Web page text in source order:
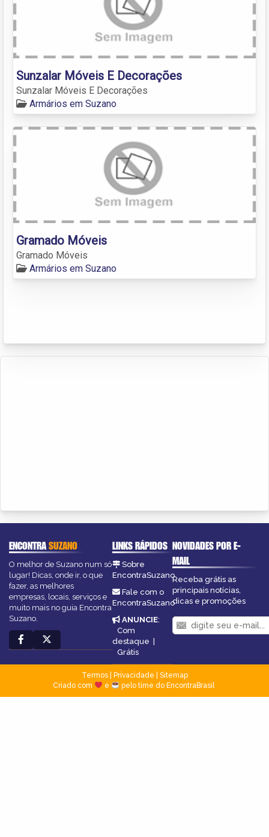
Sunzalar Móveis E Decorações
Sunzalar Móveis E Decorações
Armários em Suzano
Gramado Móveis
Gramado Móveis
Armários em Suzano
ENCONTRASUZANO
O melhor de Suzano num só
lugar! Dicas, onde ir, o que
fazer, as melhores
empresas, locais, serviços e
muito mais no guia Encontra
Suzano.
LINKS RÁPIDOS
Sobre
EncontraSuzano
Fale com o
EncontraSuzano
ANUNCIE:
Com
destaque |
Grátis
NOVIDADES POR E-
MAIL
Receba grátis as
principais notícias,
dicas e promoções
Termos| Privacidade
Sitemap
Criado com
e pelo time do EncontraBrasil